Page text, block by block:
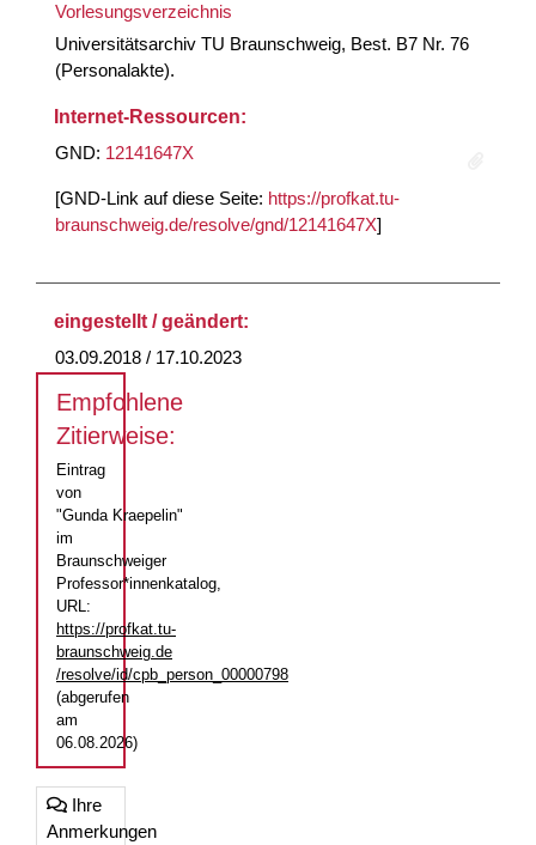
Vorlesungsverzeichnis
Universitätsarchiv TU Braunschweig, Best. B7 Nr. 76
(Personalakte).
Internet-Ressourcen:
GND: 12141647X
[GND-Link auf diese Seite: https://profkat.tu-
braunschweig.de/resolve/gnd/12141647X]
eingestellt / geändert:
03.09.2018 / 17.10.2023
Empfohlene
Zitierweise:
Eintrag
von
"Gunda Kraepelin"
im
Braunschweiger
Professor*innenkatalog,
URL:
https://profkat.tu-
braunschweig.de
/resolve/id/cpb_person_00000798
(abgerufen
am
06.08.2026)
Ihre
Anmerkungen